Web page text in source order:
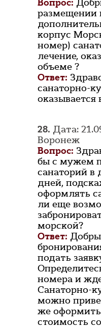
Вопрос:
размещении
корпус
номер)
лечение,
объеме ?
Ответ:
санаторно-
28. Дата:
Воронеж
Вопрос:
бы с мужем
санаторий в
дней,
оформлять
ли еще
морской?
Ответ:
подать
номера и
Санаторно-
можно
же оформить
стоимость